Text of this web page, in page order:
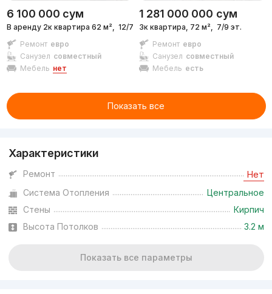
6 100 000 сум
В аренду 2к квартира 62 м²,
12/7 эт.
Ремонт евро
Санузел совместный
Мебель нет
1 281 000 000 сум
3к квартира, 72 м²,
7/9 эт.
Ремонт евро
Санузел совместный
Мебель есть
Показать все
Характеристики
Ремонт Нет
Система Отопления
Центральное
Стены
Кирпич
Высота Потолков
3.2 м
Показать все параметры